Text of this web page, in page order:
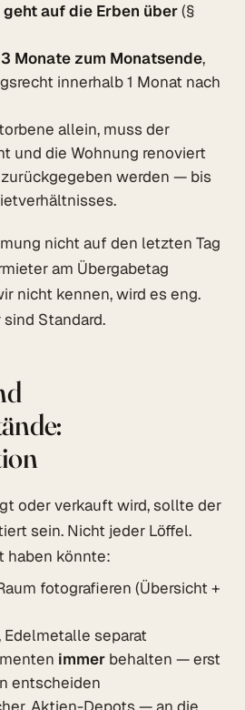
auf die Erben über(§
3 Monate zum Monatsende,
innerhalb 1 Monat nach
allein, muss der
und die Wohnung renoviert
werden — bis
nicht auf den letzten Tag
am Übergabetag
nicht kennen, wird es eng.
Standard.
oder verkauft wird, sollte der
sein. Nicht jeder Löffel.
haben könnte:
fotografieren (Übersicht +
Edelmetalle separat
immer behalten — erst
entscheiden